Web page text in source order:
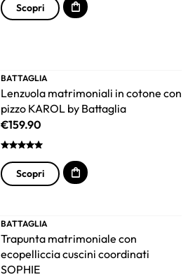
Scopri
BATTAGLIA
Lenzuola matrimoniali in cotone con
pizzo KAROL by Battaglia
€159.90
Scopri
BATTAGLIA
Trapunta matrimoniale con
ecopelliccia cuscini coordinati
SOPHIE